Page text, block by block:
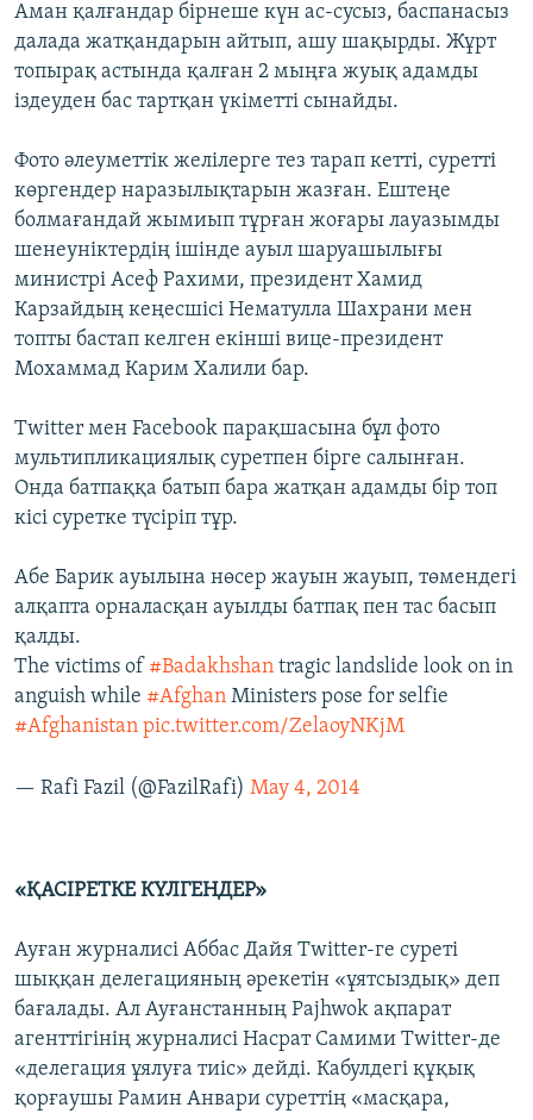
Аман қалғандар бірнеше күн ас-сусыз, баспанасыз
далада жатқандарын айтып, ашу шақырды. Жұрт
топырақ астында қалған 2 мыңға жуық адамды
іздеуден бас тартқан үкіметті сынайды.
Фото әлеуметтік желілерге тез тарап кетті, суретті
көргендер наразылықтарын жазған. Ештеңе
болмағандай жымиып тұрған жоғары лауазымды
шенеуніктердің ішінде ауыл шаруашылығы
министрі Асеф Рахими, президент Хамид
Карзайдың кеңесшісі Нематулла Шахрани мен
топты бастап келген екінші вице-президент
Мохаммад Карим Халили бар.
Twitter мен Facebook парақшасына бұл фото
мультипликациялық суретпен бірге салынған.
Онда батпаққа батып бара жатқан адамды бір топ
кісі суретке түсіріп тұр.
Абе Барик ауылына нөсер жауын жауып, төмендегі
алқапта орналасқан ауылды батпақ пен тас басып
қалды.
The victims of #Badakhshan tragic landslide look on in
anguish while #Afghan Ministers pose for selfie
#Afghanistan pic.twitter.com/ZelaoyNKjM
— Rafi Fazil (@FazilRafi) May 4, 2014
«ҚАСІРЕТКЕ КҮЛГЕНДЕР»
Ауған журналисі Аббас Дайя Twitter-ге суреті
шыққан делегацияның әрекетін «ұятсыздық» деп
бағалады. Ал Ауғанстанның Pajhwok ақпарат
агенттігінің журналисі Насрат Самими Twitter-де
«делегация ұялуға тиіс» дейді. Кабулдегі құқық
қорғаушы Рамин Анвари суреттің «масқара,